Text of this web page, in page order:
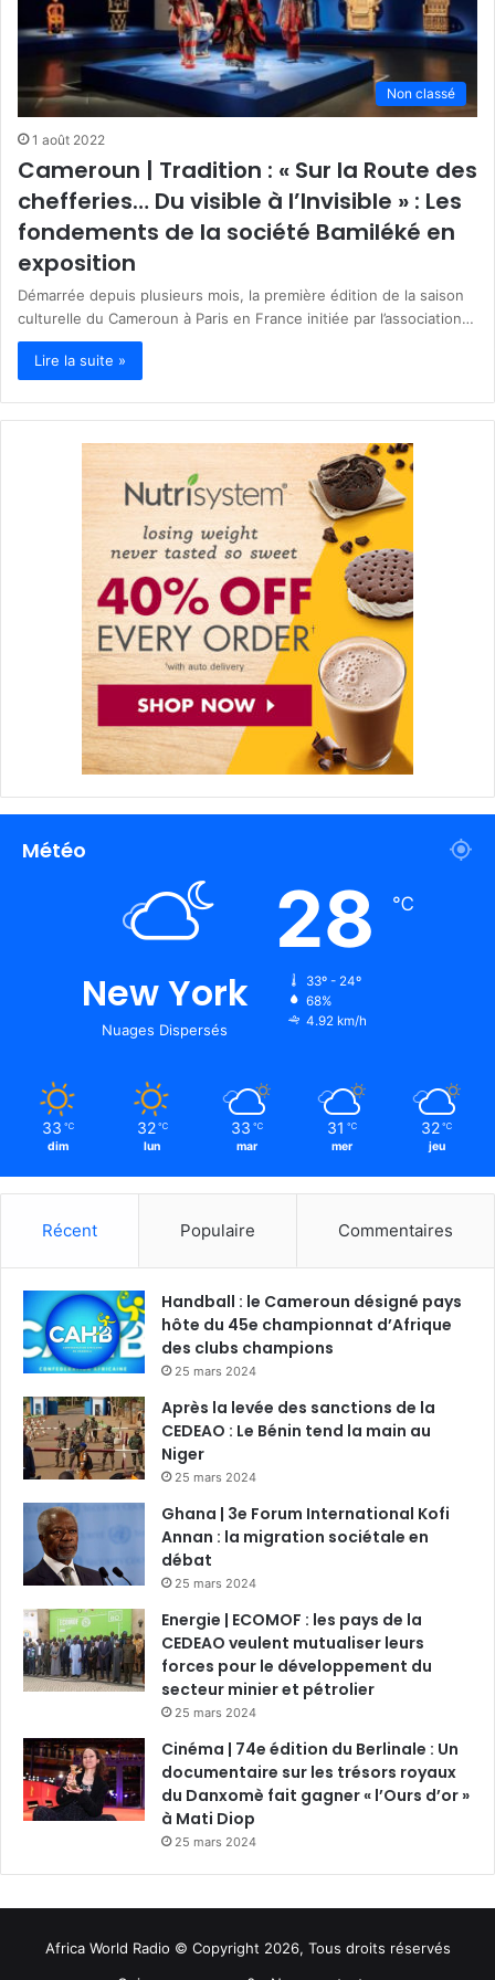
Non classé
1 août 2022
Cameroun | Tradition : « Sur la Route des
chefferies… Du visible à l’Invisible » : Les
fondements de la société Bamiléké en
exposition
Démarrée depuis plusieurs mois, la première édition de la saison
culturelle du Cameroun à Paris en France initiée par l’association…
Lire la suite »
Météo
New York
Nuages Dispersés
28 ℃
33º - 24º
68%
4.92 km/h
33 ℃
dim
32 ℃
lun
33 ℃
mar
31 ℃
mer
32 ℃
jeu
Récent Populaire Commentaires
Handball : le Cameroun désigné pays
hôte du 45e championnat d’Afrique
des clubs champions
25 mars 2024
Après la levée des sanctions de la
CEDEAO : Le Bénin tend la main au
Niger
25 mars 2024
Ghana | 3e Forum International Kofi
Annan : la migration sociétale en
débat
25 mars 2024
Energie | ECOMOF : les pays de la
CEDEAO veulent mutualiser leurs
forces pour le développement du
secteur minier et pétrolier
25 mars 2024
Cinéma | 74e édition du Berlinale : Un
documentaire sur les trésors royaux
du Danxomè fait gagner « l’Ours d’or »
à Mati Diop
25 mars 2024
Africa World Radio © Copyright 2026, Tous droits réservés